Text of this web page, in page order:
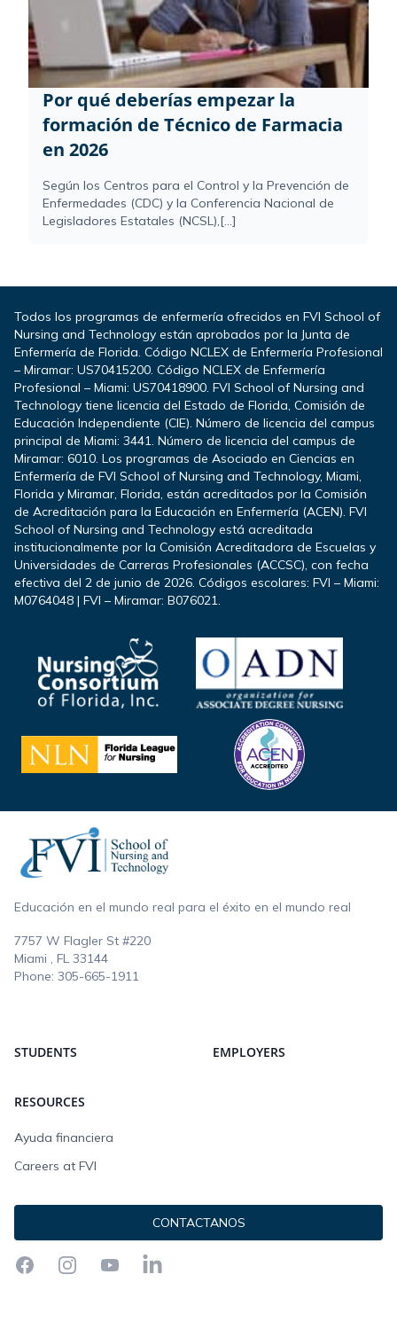
Por qué deberías empezar la
formación de Técnico de Farmacia
en 2026
Según los Centros para el Control y la Prevención de
Enfermedades (CDC) y la Conferencia Nacional de
Legisladores Estatales (NCSL),[...]
Todos los programas de enfermería ofrecidos en FVI School of
Nursing and Technology están aprobados por la Junta de
Enfermería de Florida. Código NCLEX de Enfermería Profesional
– Miramar: US70415200. Código NCLEX de Enfermería
Profesional – Miami: US70418900. FVI School of Nursing and
Technology tiene licencia del Estado de Florida, Comisión de
Educación Independiente (CIE). Número de licencia del campus
principal de Miami: 3441. Número de licencia del campus de
Miramar: 6010. Los programas de Asociado en Ciencias en
Enfermería de FVI School of Nursing and Technology, Miami,
Florida y Miramar, Florida, están acreditados por la Comisión
de Acreditación para la Educación en Enfermería (ACEN). FVI
School of Nursing and Technology está acreditada
institucionalmente por la Comisión Acreditadora de Escuelas y
Universidades de Carreras Profesionales (ACCSC), con fecha
efectiva del 2 de junio de 2026. Códigos escolares: FVI – Miami:
M0764048 | FVI – Miramar: B076021.
Educación en el mundo real para el éxito en el mundo real
7757 W Flagler St #220
Miami , FL 33144
Phone: 305-665-1911
STUDENTS EMPLOYERS
RESOURCES
Ayuda financiera
Careers at FVI
CONTACTANOS
FacebookInstagramYouTubeLinkedIn